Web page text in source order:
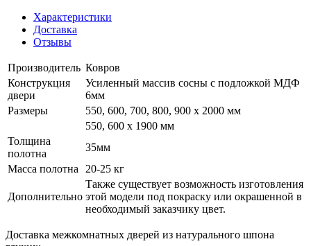
Характеристики
Доставка
Отзывы
Производитель Ковров
Конструкция
двери
Усиленный массив сосны с подложкой МДФ
6мм
Размеры
550, 600, 700, 800, 900 x 2000 мм
550, 600 х 1900 мм
Толщина
полотна
35мм
Масса полотна
20-25 кг
Дополнительно
Также существует возможность изготовления
этой модели под покраску или окрашенной в
необходимый заказчику цвет.
Доставка межкомнатных дверей из натурального шпона